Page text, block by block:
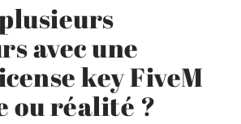
avec une
key FiveM
ou réalité ?